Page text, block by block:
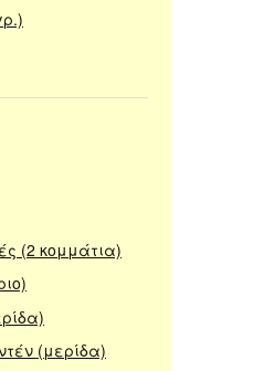
(2 κομμάτια)
(μερίδα)